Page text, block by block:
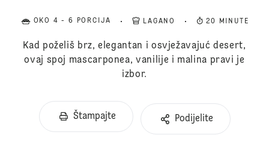
OKO 4 - 6 PORCIJA LAGANO 20 MINUTE
Kad poželiš brz, elegantan i osvježavajuć desert,
ovaj spoj mascarponea, vanilije i malina pravi je
izbor.
Štampajte Podijelite